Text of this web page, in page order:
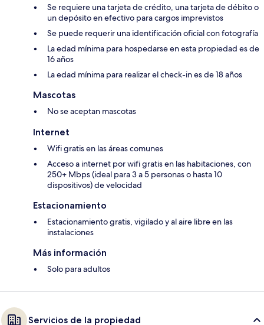
Se requiere una tarjeta de crédito, una tarjeta de débito o
un depósito en efectivo para cargos imprevistos
Se puede requerir una identificación oficial con fotografía
La edad mínima para hospedarse en esta propiedad es de
16 años
La edad mínima para realizar el check-in es de 18 años
Mascotas
No se aceptan mascotas
Internet
Wifi gratis en las áreas comunes
Acceso a internet por wifi gratis en las habitaciones, con
250+ Mbps (ideal para 3 a 5 personas o hasta 10
dispositivos) de velocidad
Estacionamiento
Estacionamiento gratis, vigilado y al aire libre en las
instalaciones
Más información
Solo para adultos
Servicios de la propiedad